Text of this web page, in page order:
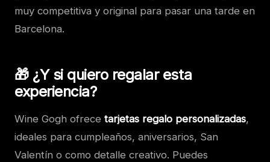
muy competitiva y original para pasar una tarde en
Barcelona.
🎁 ¿Y si quiero regalar esta
experiencia?
Wine Gogh ofrece tarjetas regalo personalizadas,
ideales para cumpleaños, aniversarios, San
Valentín o como detalle creativo. Puedes